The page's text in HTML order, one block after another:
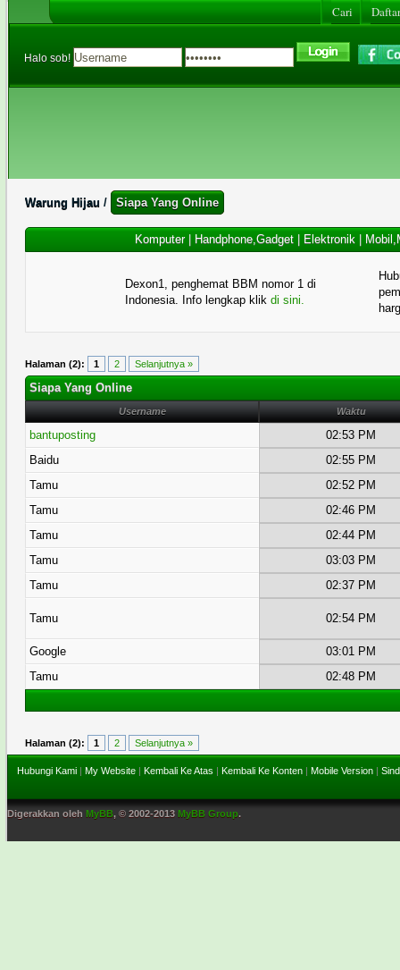
Cari
Halo sob!
Warung Hijau / Siapa Yang Online
Komputer| Handphone,Gadget| Elektronik|
Dexon1, penghemat BBM nomor 1 di
Indonesia. Info lengkap klik di sini.
Halaman (2): 1 2 Selanjutnya »
Siapa Yang Online
Username Waktu
bantuposting
02:53 PM
Baidu
02:55 PM
Tamu
02:52 PM
Tamu
02:46 PM
Tamu
02:44 PM
Tamu
03:03 PM
Tamu
02:37 PM
Tamu 02:54 PM
Google
03:01 PM
Tamu
02:48 PM
Halaman (2): 1 2 Selanjutnya »
Hubungi Kami | My Website | Kembali Ke Atas | Kembali Ke Konten | Mobile Version |
Digerakkan oleh MyBB, © 2002-2013 MyBB Group.